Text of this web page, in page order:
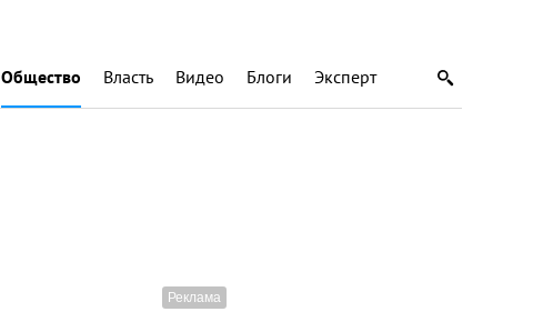
Общество Власть Видео Блоги Эксперт